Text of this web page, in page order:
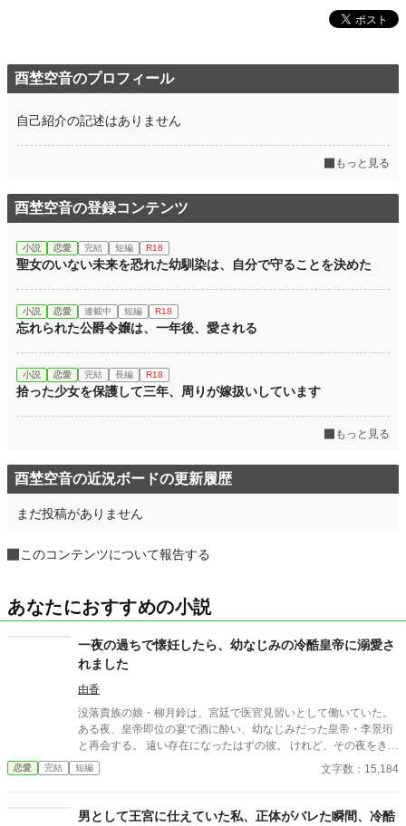
酉埜空音のプロフィール
自己紹介の記述はありません
もっと見る
酉埜空音の登録コンテンツ
小説 恋愛 完結 短編 R18
聖女のいない未来を恐れた幼馴染は、自分で守ることを決めた
小説 恋愛 連載中 短編 R18
忘れられた公爵令嬢は、一年後、愛される
小説 恋愛 完結 長編 R18
拾った少女を保護して三年、周りが嫁扱いしています
もっと見る
酉埜空音の近況ボードの更新履歴
まだ投稿がありません
このコンテンツについて報告する
あなたにおすすめの小説
一夜の過ちで懐妊したら、幼なじみの冷酷皇帝に溺愛さ
れました
由香
没落貴族の娘・柳月鈴は、宮廷で医官見習いとして働いていた。
ある夜、皇帝即位の宴で酒に酔い、幼なじみだった皇帝・李景珩
と再会する。 遠い存在になったはずの彼。 けれど、その夜をきっ
かけに月鈴の運命は大きく動き出す。 冷酷と恐れられる皇帝が、
なぜか彼女だけには甘すぎて――。
恋愛 完結 短編 文字数：15,184
男として王宮に仕えていた私、正体がバレた瞬間、冷酷